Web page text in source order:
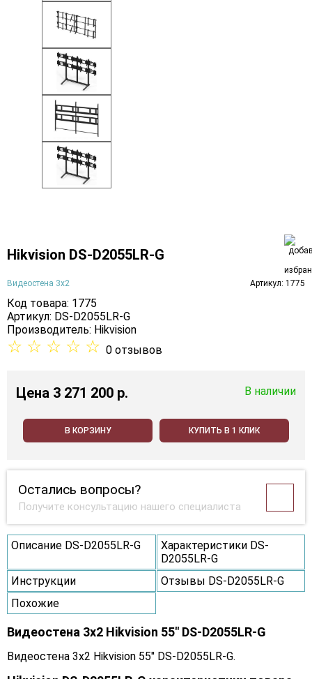
Hikvision DS-D2055LR-G
Видеостена 3х2 Артикул: 1775
Код товара: 1775
Артикул: DS-D2055LR-G
Производитель: Hikvision
☆ ☆ ☆ ☆ ☆ 0 отзывов
Цена 3 271 200 p. В наличии
В КОРЗИНУ КУПИТЬ В 1 КЛИК
Остались вопросы?
Получите консультацию нашего специалиста
Описание DS-D2055LR-G
Характеристики DS-
D2055LR-G
Инструкции
Отзывы DS-D2055LR-G
Похожие
Видеостена 3x2 Hikvision 55" DS-D2055LR-G
Видеостена 3x2 Hikvision 55" DS-D2055LR-G.